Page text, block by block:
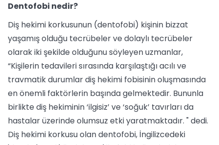
Dentofobi nedir?
Diş hekimi korkusunun (dentofobi) kişinin bizzat
yaşamış olduğu tecrübeler ve dolaylı tecrübeler
olarak iki şekilde olduğunu söyleyen uzmanlar,
“Kişilerin tedavileri sırasında karşılaştığı acılı ve
travmatik durumlar diş hekimi fobisinin oluşmasında
en önemli faktörlerin başında gelmektedir. Bununla
birlikte diş hekiminin ‘ilgisiz’ ve ‘soğuk’ tavırları da
hastalar üzerinde olumsuz etki yaratmaktadır. " dedi.
Diş hekimi korkusu olan dentofobi, İngilizcedeki